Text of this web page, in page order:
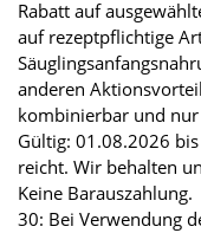
Rabatt auf
auf rezeptpflichtige
anderen
kombinierbar und
Gültig: 01.08.2026
reicht. Wir behalten
Keine Barauszahlung.
30: Bei Verwendung